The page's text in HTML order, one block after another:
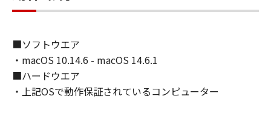
ターにおいて表示することをいいます。）し、
ンツデータ」を頒布、再許諾、レンタル、販売
または譲渡することはできません。お客様は、
「コンテンツデータ」を媒体に印刷し、印刷さ
れたそれらのもの（以下、「印刷物」といいま
す。）を、お客様自身による非商業的目的のた
■ソフトウエア
・macOS 10.14.6 - macOS 14.6.1
■ハードウエア
・上記OSで動作保証されているコンピューター